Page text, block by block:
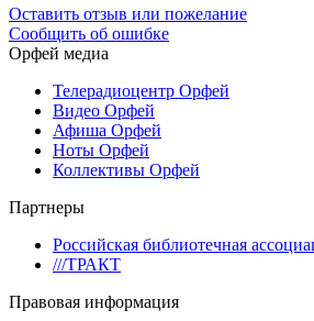
Оставить отзыв или пожелание
Сообщить об ошибке
Орфей медиа
Телерадиоцентр Орфей
Видео Орфей
Афиша Орфей
Ноты Орфей
Коллективы Орфей
Партнеры
Российская библиотечная
///ТРАКТ
Правовая информация